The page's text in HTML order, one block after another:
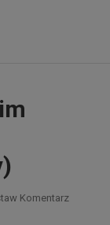
Komentarz